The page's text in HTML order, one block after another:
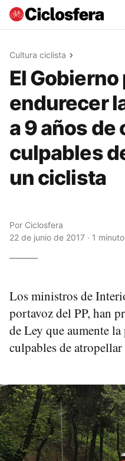
Cultura ciclista
El
endurecer
a 9 años de
culpables
un ciclista
Por Ciclosfera
22 de junio de 2017 · 1
Los ministros de
portavoz del PP, han
de Ley que aumente
culpables de